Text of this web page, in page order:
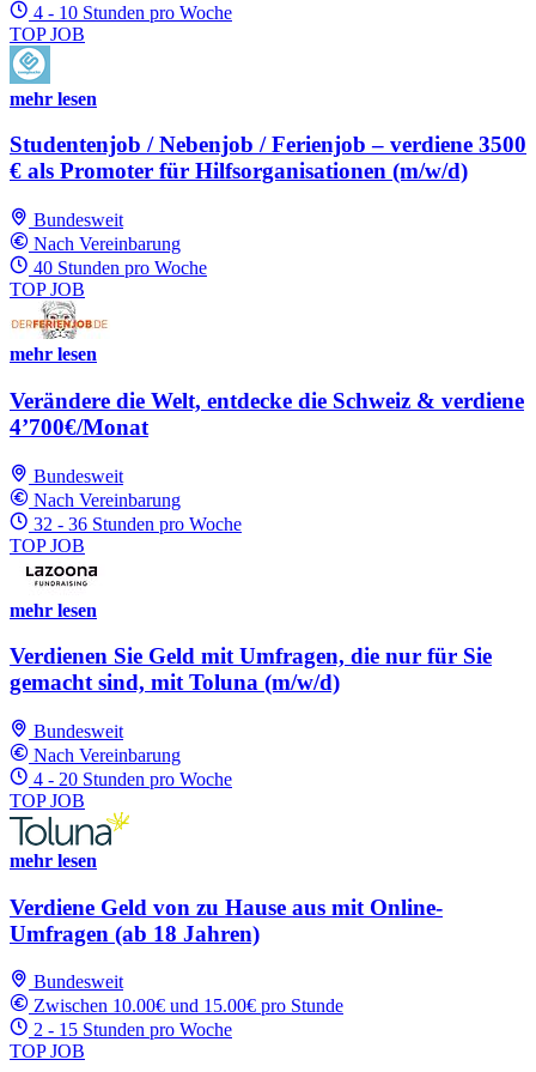
4 - 10 Stunden pro Woche
TOP JOB
mehr lesen
Studentenjob / Nebenjob / Ferienjob – verdiene 3500
€ als Promoter für Hilfsorganisationen (m/w/d)
Bundesweit
Nach Vereinbarung
40 Stunden pro Woche
TOP JOB
mehr lesen
Verändere die Welt, entdecke die Schweiz & verdiene
4’700€/Monat
Bundesweit
Nach Vereinbarung
32 - 36 Stunden pro Woche
TOP JOB
mehr lesen
Verdienen Sie Geld mit Umfragen, die nur für Sie
gemacht sind, mit Toluna (m/w/d)
Bundesweit
Nach Vereinbarung
4 - 20 Stunden pro Woche
TOP JOB
mehr lesen
Verdiene Geld von zu Hause aus mit Online-
Umfragen (ab 18 Jahren)
Bundesweit
Zwischen 10.00€ und 15.00€ pro Stunde
2 - 15 Stunden pro Woche
TOP JOB